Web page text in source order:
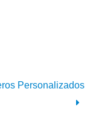
Personalizados